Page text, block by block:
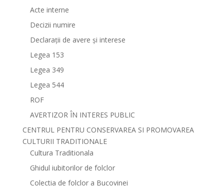
Acte interne
Decizii numire
Declarații de avere și interese
Legea 153
Legea 349
Legea 544
ROF
AVERTIZOR ÎN INTERES PUBLIC
CENTRUL PENTRU CONSERVAREA SI PROMOVAREA
CULTURII TRADITIONALE
Cultura Traditionala
Ghidul iubitorilor de folclor
Colectia de folclor a Bucovinei